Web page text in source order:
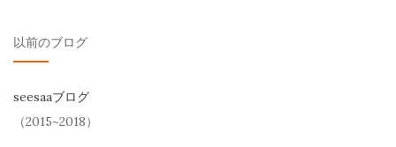
以前のブログ
seesaaブログ
（2015~2018）